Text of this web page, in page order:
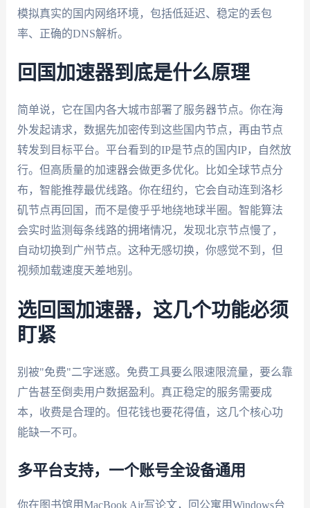
模拟真实的国内网络环境，包括低延迟、稳定的丢包
率、正确的DNS解析。
回国加速器到底是什么原理
简单说，它在国内各大城市部署了服务器节点。你在海
外发起请求，数据先加密传到这些国内节点，再由节点
转发到目标平台。平台看到的IP是节点的国内IP，自然放
行。但高质量的加速器会做更多优化。比如全球节点分
布，智能推荐最优线路。你在纽约，它会自动连到洛杉
矶节点再回国，而不是傻乎乎地绕地球半圈。智能算法
会实时监测每条线路的拥堵情况，发现北京节点慢了，
自动切换到广州节点。这种无感切换，你感觉不到，但
视频加载速度天差地别。
选回国加速器，这几个功能必须
盯紧
别被"免费"二字迷惑。免费工具要么限速限流量，要么靠
广告甚至倒卖用户数据盈利。真正稳定的服务需要成
本，收费是合理的。但花钱也要花得值，这几个核心功
能缺一不可。
多平台支持，一个账号全设备通用
你在图书馆用MacBook Air写论文，回公寓用Windows台